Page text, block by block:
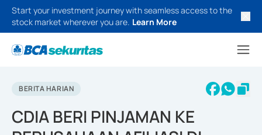
Start your investment journey with seamless access to the
stock market wherever you are. Learn More
BERITA HARIAN
CDIA BERI PINJAMAN KE